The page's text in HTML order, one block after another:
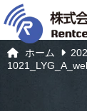
ホーム